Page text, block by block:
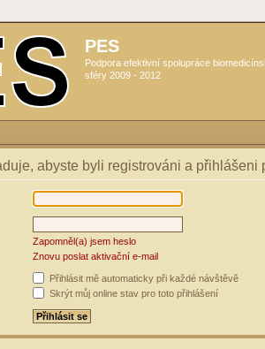
PES
Podpora efektivní spolupráce
sféry 2009 - 2012
abyste byli registrováni a přihlášeni
Zapomněl(a) jsem heslo
Znovu poslat aktivační e-mail
Přihlásit mě automaticky při každé návštěvě
Skrýt můj online stav pro toto přihlášení